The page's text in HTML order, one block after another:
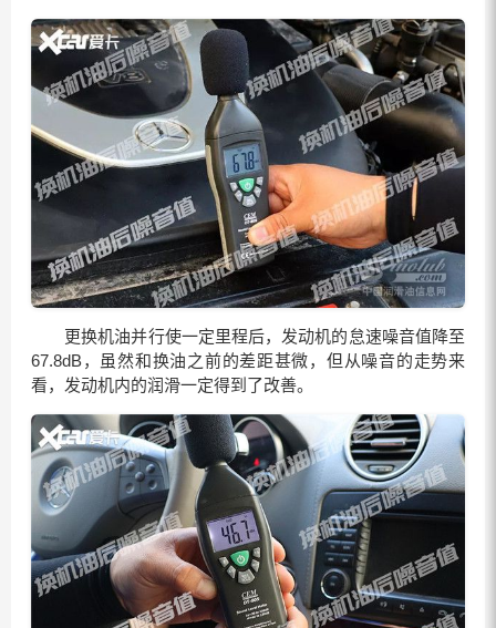
更换机油并行使一定里程后，发动机的怠速噪音值降至
67.8dB，虽然和换油之前的差距甚微，但从噪音的走势来
看，发动机内的润滑一定得到了改善。